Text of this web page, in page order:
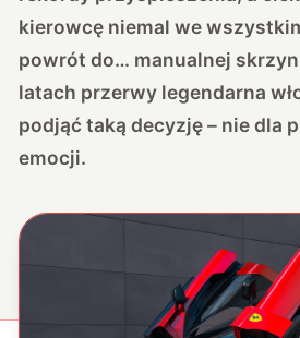
kierowcę niemal we
powrót do… manualnej
latach przerwy legendarna
podjąć taką decyzję – nie dla
emocji.